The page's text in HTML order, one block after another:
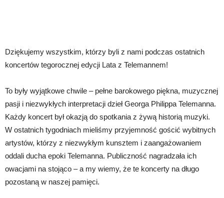
Dziękujemy wszystkim, którzy byli z nami podczas ostatnich
koncertów tegorocznej edycji Lata z Telemannem!
To były wyjątkowe chwile – pełne barokowego piękna, muzycznej
pasji i niezwykłych interpretacji dzieł Georga Philippa Telemanna.
Każdy koncert był okazją do spotkania z żywą historią muzyki.
W ostatnich tygodniach mieliśmy przyjemność gościć wybitnych
artystów, którzy z niezwykłym kunsztem i zaangażowaniem
oddali ducha epoki Telemanna. Publiczność nagradzała ich
owacjami na stojąco – a my wiemy, że te koncerty na długo
pozostaną w naszej pamięci.